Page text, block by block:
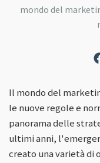
mondo del
Il mondo del
le nuove regole e
panorama delle
ultimi anni,
creato una varietà di